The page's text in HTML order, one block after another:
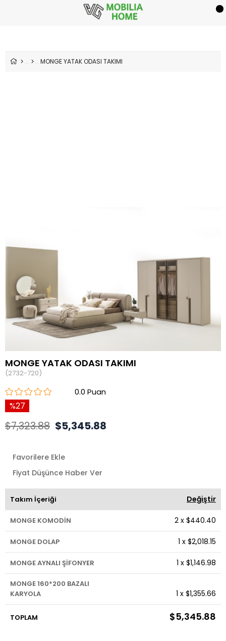
MONGE YATAK ODASI TAKIMI
MONGE YATAK ODASI TAKIMI
(2732-720)
0.0
27
$7,323.88 $5,345.88
Favorilere Ekle
Fiyat Düşünce Haber Ver
Takım İçeriği Değiştir
MONGE KOMODİN 2 x $440.40
MONGE DOLAP 1 x $2,018.15
MONGE AYNALI ŞİFONYER 1 x $1,146.98
MONGE 160*200 BAZALI
KARYOLA
1 x $1,355.66
TOPLAM $5,345.88